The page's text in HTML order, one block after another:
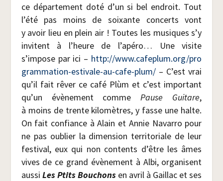
ce dépar­te­ment doté d’un si bel endroit. Tout
l’été pas moins de soixante concerts vont
y avoir lieu en plein air ! Toutes les musiques s’y
invitent à l’heure de l’apéro… Une visite
s’impose par ici – http://​www​.cafe​plum​.org/​p​r​o​
g​r​a​m​m​a​t​i​o​n​-​e​s​t​i​v​a​l​e​-​a​u​-​c​a​f​e​-​p​l​um/– C’est vrai
qu’il fait rêver ce café Plùm et c’est impor­tant
qu’un évè­ne­ment commePause Gui­tare,
à moins de trente kilo­mètres, y fasse une halte.
On fait confiance à Alain et Annie Navar­ro pour
ne pas oublier la dimen­sion ter­ri­to­riale de leur
fes­ti­val, eux qui non contents d’être les âmes
vives de ce grand évè­ne­ment à Albi, orga­nisent
aus­si Les Ptits Bou­chonsen avril à Gaillac et ses